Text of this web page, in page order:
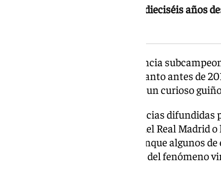
Burna Boy con el tema Dai Dai, dieciséis años
También se recuerda que la Francia
final desde el punto de penalti tanto antes de
detalle que muchos consideran un curioso
A ello se suman otras coincidencias
de José Mourinho al banquillo del Real Madrid
en la final de la Copa del Rey, aunque algunos
objeto de debate y forman parte del fenómeno